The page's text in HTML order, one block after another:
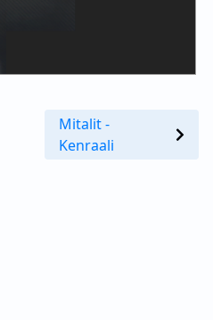
Mitalit -
Kenraali